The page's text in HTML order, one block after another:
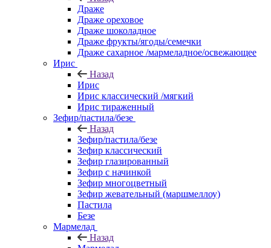
Драже
Драже ореховое
Драже шоколадное
Драже фрукты/ягоды/семечки
Драже сахарное /мармеладное/освежающее
Ирис
Назад
Ирис
Ирис классический /мягкий
Ирис тираженный
Зефир/пастила/безе
Назад
Зефир/пастила/безе
Зефир классический
Зефир глазированный
Зефир с начинкой
Зефир многоцветный
Зефир жевательный (маршмеллоу)
Пастила
Безе
Мармелад
Назад